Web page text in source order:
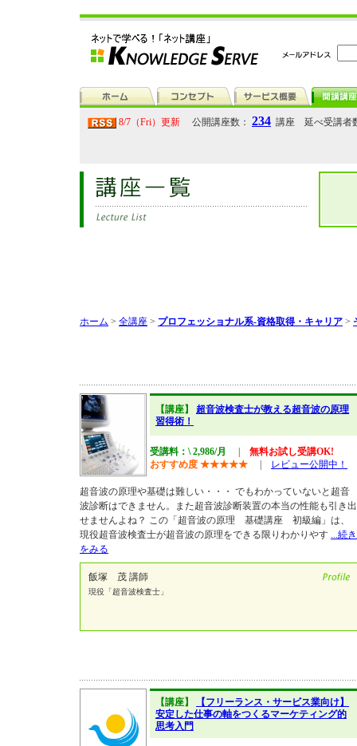
8/7（Fri）更新 公開講座数： 234 講座 延べ受講者
ホーム > 全講座 > プロフェッショナル系-資格取得・キャリア >
【講座】 超音波検査士が教える超音波の原理
習得術！
受講料：\ 2,986/月
無料お試し受講OK!
おすすめ度 ★★★★★ レビュー公開中！
超音波の原理や基礎は難しい・・・ でもわかっていないと超音
波診断はできません。また超音波診断装置の本当の性能も引き出
せませんよね？ この「超音波の原理 基礎講座 初級編」は、
現役超音波検査士が超音波の原理をできる限りわかりやす ...続き
をみる
飯塚 茂 講師
現役「超音波検査士」
【講座】
【フリーランス・サービス業向け】
安定した仕事の軸をつくるマーケティング的
思考入門